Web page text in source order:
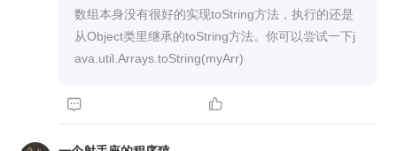
数组本身没有很好的实现toString方法，执行的还是
从Object类里继承的toString方法。你可以尝试一下j
ava.util.Arrays.toString(myArr)
 